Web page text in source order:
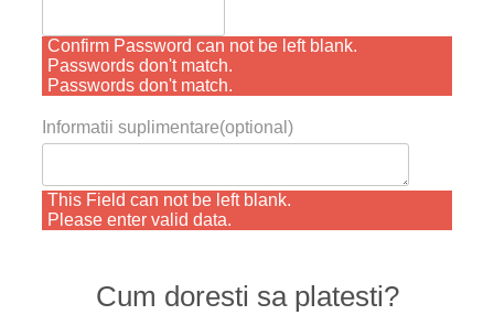
Confirm Password can not be left blank.
Passwords don't match.
Passwords don't match.
Informatii suplimentare(optional)
This Field can not be left blank.
Please enter valid data.
Cum doresti sa platesti?